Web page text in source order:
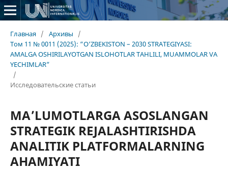
Главная / Архивы
/
Том 11 № 0011 (2025): “O‘ZBEKISTON – 2030 STRATEGIYASI:
AMALGA OSHIRILAYOTGAN ISLOHOTLAR TAHLILI, MUAMMOLAR VA
YECHIMLAR”
/
Исследовательские статьи
MA’LUMOTLARGA ASOSLANGAN
STRATEGIK REJALASHTIRISHDA
ANALITIK PLATFORMALARNING
AHAMIYATI